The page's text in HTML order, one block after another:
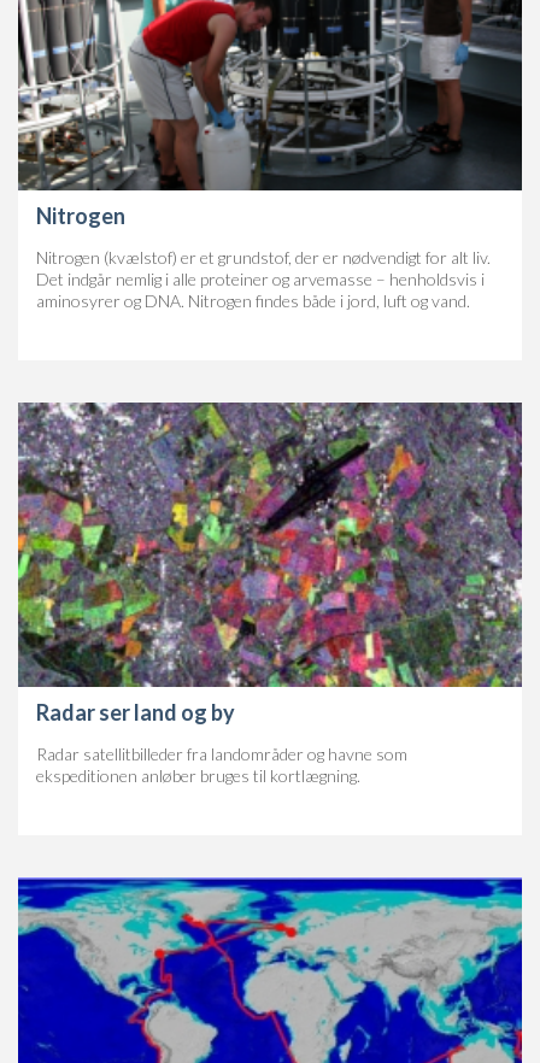
Nitrogen
Nitrogen (kvælstof) er et grundstof, der er nødvendigt for alt liv.
Det indgår nemlig i alle proteiner og arvemasse – henholdsvis i
aminosyrer og DNA. Nitrogen findes både i jord, luft og vand.
Radar ser land og by
Radar satellitbilleder fra landområder og havne som
ekspeditionen anløber bruges til kortlægning.